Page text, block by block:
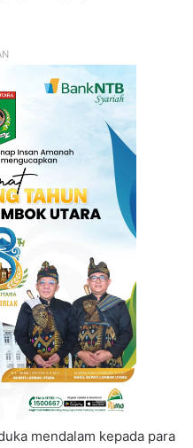
mendalam kepada para